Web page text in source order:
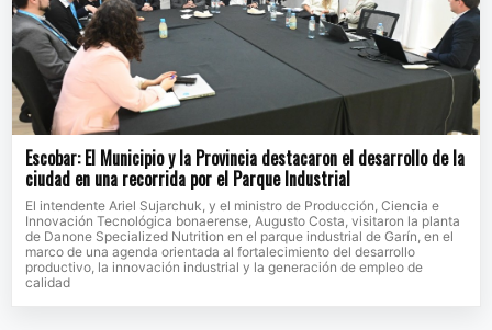
Escobar: El Municipio y la Provincia destacaron el desarrollo de la
ciudad en una recorrida por el Parque Industrial
El intendente Ariel Sujarchuk, y el ministro de Producción, Ciencia e
Innovación Tecnológica bonaerense, Augusto Costa, visitaron la planta
de Danone Specialized Nutrition en el parque industrial de Garín, en el
marco de una agenda orientada al fortalecimiento del desarrollo
productivo, la innovación industrial y la generación de empleo de
calidad